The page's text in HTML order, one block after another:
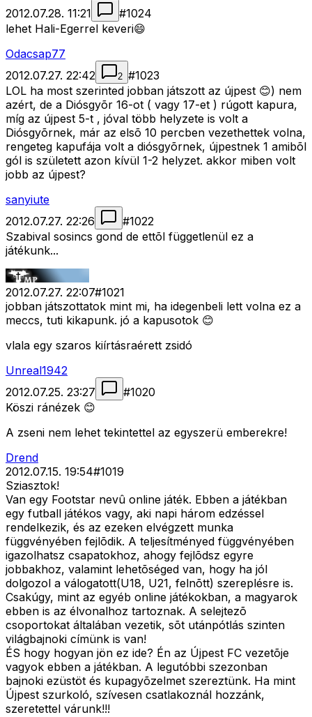
2012.07.28. 11:21
#1024
lehet Hali-Egerrel keveri😄
Odacsap77
2012.07.27. 22:42
2 #1023
LOL ha most szerinted jobban játszott az újpest 😊) nem
azért, de a Diósgyõr 16-ot ( vagy 17-et ) rúgott kapura,
míg az újpest 5-t , jóval több helyzete is volt a
Diósgyõrnek, már az elsõ 10 percben vezethettek volna,
rengeteg kapufája volt a diósgyõrnek, újpestnek 1 amibõl
gól is született azon kívül 1-2 helyzet. akkor miben volt
jobb az újpest?
sanyiute
2012.07.27. 22:26
#1022
Szabival sosincs gond de ettõl függetlenül ez a
játékunk...
2012.07.27. 22:07#1021
jobban játszottatok mint mi, ha idegenbeli lett volna ez a
meccs, tuti kikapunk. jó a kapusotok 😊
vlala egy szaros kiírtásraérett zsidó
Unreal1942
2012.07.25. 23:27
#1020
Köszi ránézek 😊
A zseni nem lehet tekintettel az egyszerü emberekre!
Drend
2012.07.15. 19:54#1019
Sziasztok!
Van egy Footstar nevû online játék. Ebben a játékban
egy futball játékos vagy, aki napi három edzéssel
rendelkezik, és az ezeken elvégzett munka
függvényében fejlõdik. A teljesítményed függvényében
igazolhatsz csapatokhoz, ahogy fejlõdsz egyre
jobbakhoz, valamint lehetõséged van, hogy ha jól
dolgozol a válogatott(U18, U21, felnõtt) szereplésre is.
Csakúgy, mint az egyéb online játékokban, a magyarok
ebben is az élvonalhoz tartoznak. A selejtezõ
csoportokat általában vezetik, sõt utánpótlás szinten
világbajnoki címünk is van!
ÉS hogy hogyan jön ez ide? Én az Újpest FC vezetõje
vagyok ebben a játékban. A legutóbbi szezonban
bajnoki ezüstöt és kupagyõzelmet szereztünk. Ha mint
Újpest szurkoló, szívesen csatlakoznál hozzánk,
szeretettel várunk!!!